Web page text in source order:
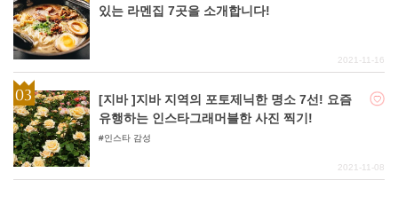
있는 라멘집 7곳을 소개합니다!
2021-11-16
[지바 ]지바 지역의 포토제닉한 명소 7선! 요즘
유행하는 인스타그래머블한 사진 찍기!
인스타 감성
2021-11-08